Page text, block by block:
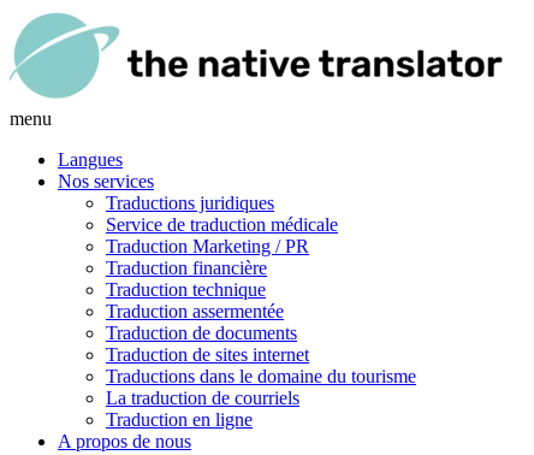
menu
Langues
Nos services
Traductions juridiques
Service de traduction médicale
Traduction Marketing / PR
Traduction financière
Traduction technique
Traduction assermentée
Traduction de documents
Traduction de sites internet
Traductions dans le domaine du tourisme
La traduction de courriels
Traduction en ligne
A propos de nous